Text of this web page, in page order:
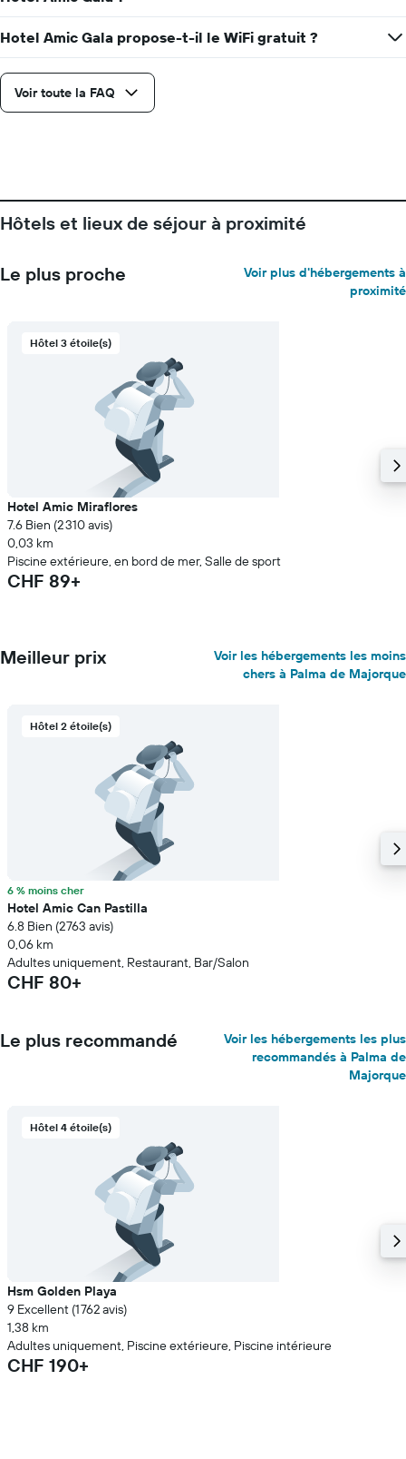
Hotel Amic Gala propose-t-il le WiFi gratuit ?
Voir toute la FAQ
Hôtels et lieux de séjour à proximité
Le plus proche
Voir plus d'hébergements à
proximité
Hôtel 3 étoile(s)
Hotel Amic Miraflores
7.6 Bien (2 310 avis)
0,03 km
Piscine extérieure, en bord de mer, Salle de sport
CHF 89+
Meilleur prix
Voir les hébergements les moins
chers à Palma de Majorque
Hôtel 2 étoile(s)
6 % moins cher
Hotel Amic Can Pastilla
6.8 Bien (2 763 avis)
0,06 km
Adultes uniquement, Restaurant, Bar/Salon
CHF 80+
Le plus recommandé
Voir les hébergements les plus
recommandés à Palma de
Majorque
Hôtel 4 étoile(s)
Hsm Golden Playa
9 Excellent (1 762 avis)
1,38 km
Adultes uniquement, Piscine extérieure, Piscine intérieure
CHF 190+